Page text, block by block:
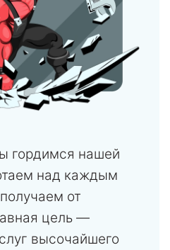
гордимся нашей
над каждым
от
цель —
высочайшего